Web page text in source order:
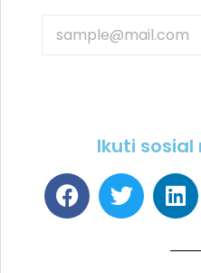
Ikuti